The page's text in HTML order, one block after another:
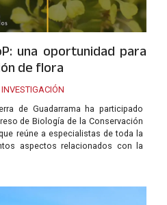
una oportunidad para
de flora
de Guadarrama ha participado
de Biología de la Conservación
reúne a especialistas de toda la
aspectos relacionados con la